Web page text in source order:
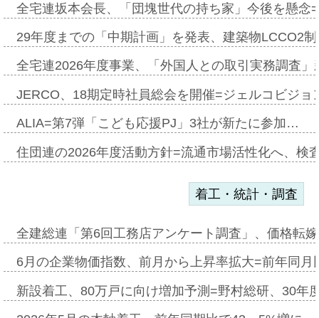
全宅連坂本会長、「団塊世代の持ち家」今後を懸
29年度までの「中期計画」を発表、建築物LCCO2
全宅連2026年度事業、「外国人との取引実務調査
JERCO、18期定時社員総会を開催=ジェルコビジ
ALIA=第7弾「こども応援PJ」3社が新たに参加…
住団連の2026年度活動方針=流通市場活性化へ、検
着工・統計・調査
全建総連「第6回工務店アンケート調査」、価格転
6月の企業物価指数、前月から上昇率拡大=前年同
新設着工、80万戸に向け増加予測=野村総研、30年